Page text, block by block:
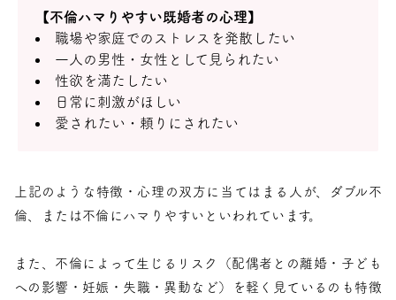
【不倫ハマりやすい既婚者の心理】
職場や家庭でのストレスを発散したい
一人の男性・女性として見られたい
性欲を満たしたい
日常に刺激がほしい
愛されたい・頼りにされたい
上記のような特徴・心理の双方に当てはまる人が、ダブル不
倫、または不倫にハマりやすいといわれています。
また、不倫によって生じるリスク（配偶者との離婚・子ども
への影響・妊娠・失職・異動など）を軽く見ているのも特徴